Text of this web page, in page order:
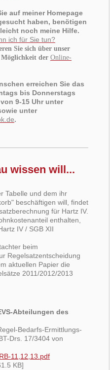
auf meiner Homepage
haben, benötigen
noch meine Hilfe.
ich für Sie tun?
Sie sich über unser
der Online-
erreichen Sie das
bis Donnerstags
9-15 Uhr unter
unter
.
wissen will...
Tabelle und dem ihr
beschäftigen will, findet
für Hartz IV.
enthalten,
IV / SGB XII
beim
Regelsatzentscheidung
aktuellen Papier die
2011/2012/2013
Abteilungen des
Bedarfs-Ermittlungs-
Drs. 17/3404 von
11,12,13.pdf
KB]